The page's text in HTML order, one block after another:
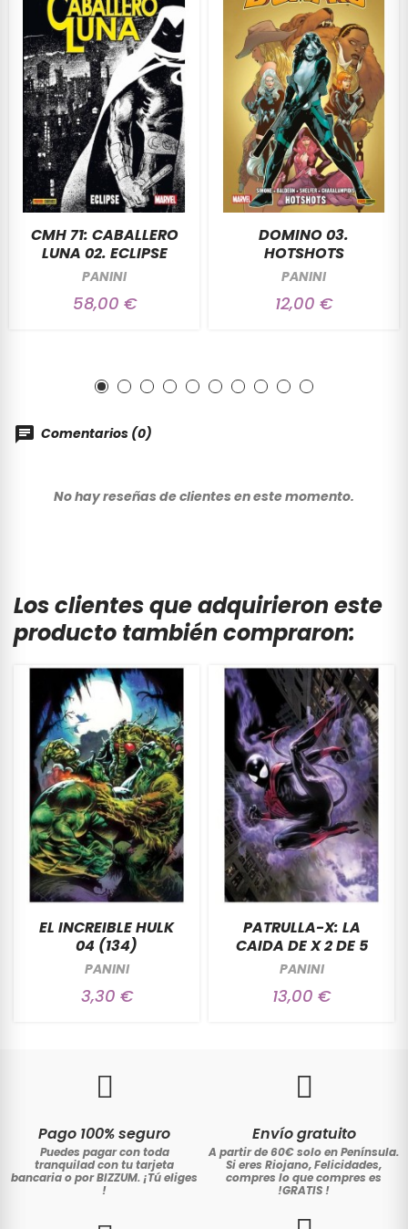
CMH 71: CABALLERO
LUNA 02. ECLIPSE
PANINI
58,00 €
DOMINO 03.
HOTSHOTS
PANINI
12,00 €
Comentarios (0)
No hay reseñas de clientes en este momento.
Los clientes que adquirieron este
producto también compraron:
EL INCREIBLE HULK
04 (134)
PANINI
3,30 €
PATRULLA-X: LA
CAIDA DE X 2 DE 5
PANINI
13,00 €
Pago 100% seguro
Puedes pagar con toda
tranquilad con tu tarjeta
bancaria o por BIZZUM. ¡Tú eliges
!
Envío gratuito
A partir de 60€ solo en Península.
Si eres Riojano, Felicidades,
compres lo que compres es
!GRATIS !